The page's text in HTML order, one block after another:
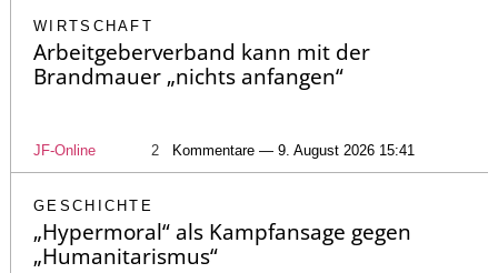
WIRTSCHAFT
Arbeitgeberverband kann mit der
Brandmauer „nichts anfangen“
JF-Online 2 Kommentare — 9. August 2026 15:41
GESCHICHTE
„Hypermoral“ als Kampfansage gegen
„Humanitarismus“